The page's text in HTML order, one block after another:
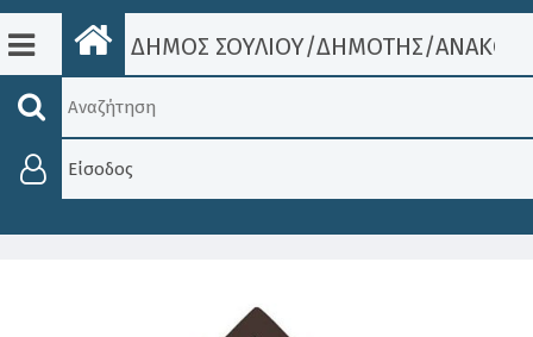
ΔΗΜΟΣ ΣΟΥΛΙΟΥ/ΔΗΜΟΤΗΣ/
Είσοδος